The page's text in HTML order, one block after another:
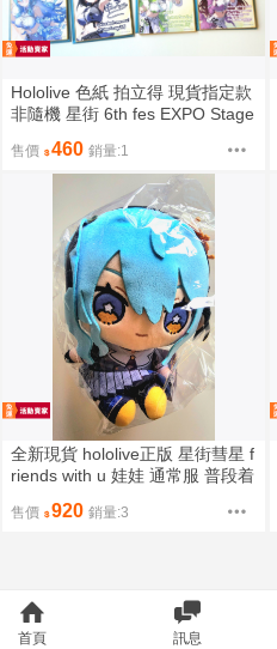
Hololive 色紙 拍立得 現貨指定款
非隨機 星街 6th fes EXPO Stage
百鬼 35
售價 460 銷量:1
全新現貨 hololive正版 星街彗星 f
riends with u 娃娃 通常服 普段着
街すいせい 玩偶 好朋友娃
售價 920 銷量:3
首頁 訊息